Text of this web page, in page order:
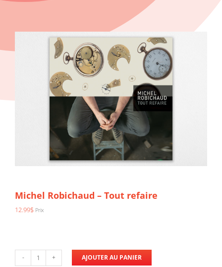
Michel Robichaud – Tout refaire
12.99$ Prix
quantité
AJOUTER AU PANIER